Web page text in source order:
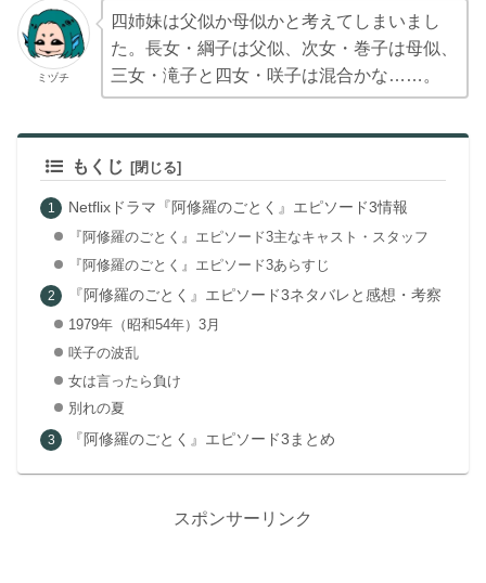
ミヅチ
四姉妹は父似か母似かと考えてしまいまし
た。長女・綱子は父似、次女・巻子は母似、
三女・滝子と四女・咲子は混合かな……。
もくじ
Netflixドラマ『阿修羅のごとく』エピソード3情報
『阿修羅のごとく』エピソード3主なキャスト・スタッフ
『阿修羅のごとく』エピソード3あらすじ
『阿修羅のごとく』エピソード3ネタバレと感想・考察
1979年（昭和54年）3月
咲子の波乱
女は言ったら負け
別れの夏
『阿修羅のごとく』エピソード3まとめ
スポンサーリンク